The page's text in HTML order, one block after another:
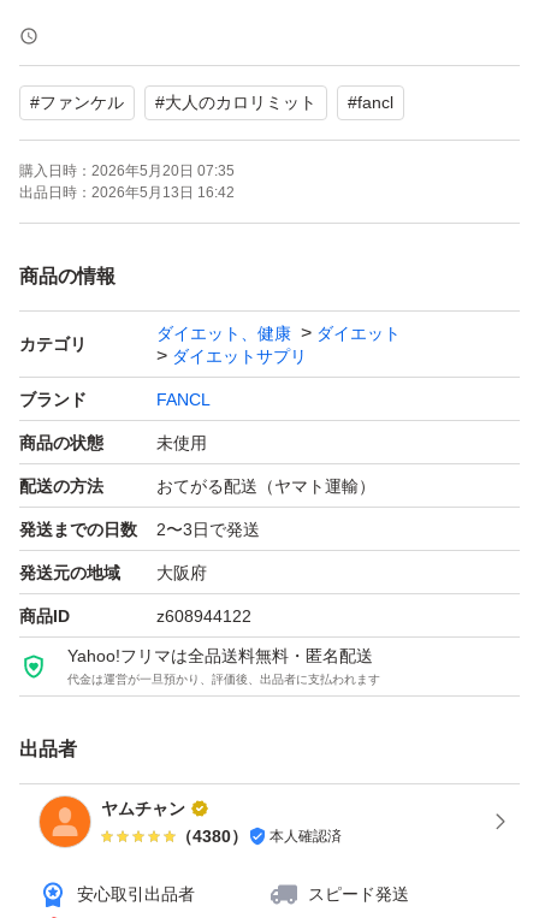
#ファンケル #大人のカロリミット #fancl
購入日時： 2026年5月20日 07:35
出品日時： 2026年5月13日 16:42
商品の情報
カテゴリ
ダイエット、健康
ダイエット
ダイエットサプリ
ブランド FANCL
商品の状態 未使用
配送の方法 おてがる配送（ヤマト運輸）
発送までの日数 2〜3日で発送
発送元の地域 大阪府
商品ID z608944122
Yahoo!フリマは全品送料無料・匿名配送
代金は運営が一旦預かり、評価後、出品者に支払われます
出品者
ヤムチャン
（4380） 本人確認済
安心取引出品者
スピード発送